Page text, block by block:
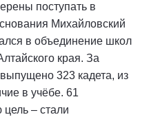
поступать в
Михайловский
в объединение школ
края. За
323 кадета, из
в учёбе. 61
– стали